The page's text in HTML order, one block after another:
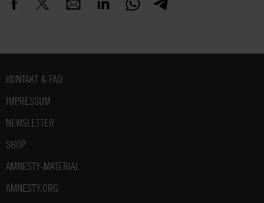
Fußbereich
KONTAKT & FAQ
IMPRESSUM
NEWSLETTER
SHOP
AMNESTY-MATERIAL
AMNESTY.ORG